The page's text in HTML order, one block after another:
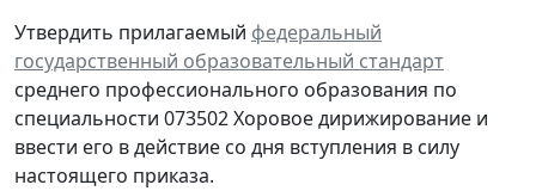
Утвердить прилагаемый федеральный
государственный образовательный стандарт
среднего профессионального образования по
специальности 073502 Хоровое дирижирование и
ввести его в действие со дня вступления в силу
настоящего приказа.